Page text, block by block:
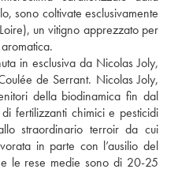
sono coltivate esclusivamente
un vitigno apprezzato per
in esclusiva da Nicolas Joly,
de Serrant. Nicolas Joly,
della biodinamica fin dal
fertilizzanti chimici e pesticidi
straordinario terroir da cui
in parte con l’ausilio del
le rese medie sono di 20-25